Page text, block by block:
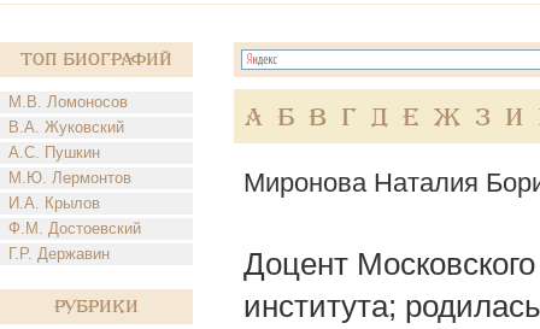
Топ Биографий
М.В. Ломоносов
В.А. Жуковский
А.С. Пушкин
М.Ю. Лермонтов
И.А. Крылов
Ф.М. Достоевский
Г.Р. Державин
Рубрики
А Б В Г Д Е Ж З И
Миронова Наталия
Доцент
института;